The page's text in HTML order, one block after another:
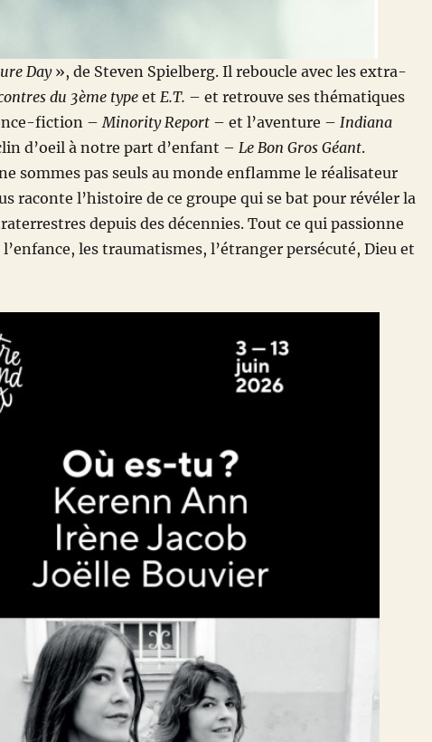
Day», de Steven Spielberg. Il reboucle avec les extra-
du 3ème typeet E.T. – et retrouve ses thématiques
fiction –Minority Report– et l’aventure – Indiana
d’oeil à notre part d’enfant – Le Bon Gros Géant.
sommes pas seuls au monde enflamme le réalisateur
raconte l’histoire de ce groupe qui se bat pour révéler la
depuis des décennies. Tout ce qui passionne
les traumatismes, l’étranger persécuté, Dieu et